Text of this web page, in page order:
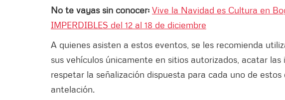
No te vayas sin conocer: Vive la Navidad es Cultura en
IMPERDIBLES del 12 al 18 de diciembre
A quienes asisten a estos eventos, se les recomienda
sus vehículos únicamente en sitios autorizados, acatar las
respetar la señalización dispuesta para cada uno de
antelación.